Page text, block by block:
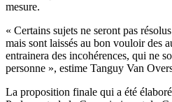
mesure.
« Certains sujets ne seront pas
mais sont laissés au bon vouloir des
entrainera des incohérences, qui ne
personne », estime Tanguy Van
La proposition finale qui a été